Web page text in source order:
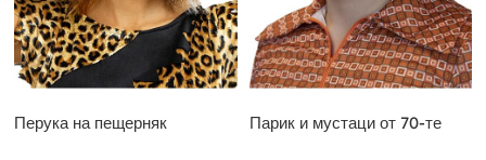
Перука на пещерняк Парик и мустаци от 70-те